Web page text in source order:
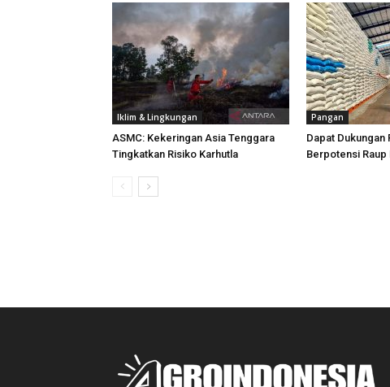
Iklim & Lingkungan
ASMC: Kekeringan Asia Tenggara
Tingkatkan Risiko Karhutla
Pangan
Dapat Dukungan
Berpotensi Raup